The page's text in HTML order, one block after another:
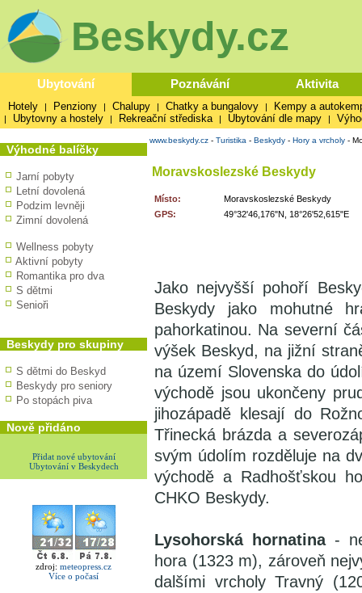
Beskydy.cz
Ubytování Poznávání Aktivita
Hotely | Penziony | Chalupy | Chatky a bungalovy | Kempy a
| Ubytovny a hostely | Rekreační střediska | Ubytování dle mapy |
Výhodné balíčky
Jarní pobyty
Letní dovolená
Podzim levněji
Zimní dovolená
Wellness pobyty
Aktivní pobyty
Romantika pro dva
S dětmi
Senioři
Beskydy pro skupiny
S dětmi do Beskyd
Beskydy pro seniory
Po stopách piva
Nově přidáno
Přidat nové ubytování
Ubytování v Beskydech
zdroj: meteopress.cz
Více o počasí
www.beskydy.cz - Turistika - Beskydy - Hory a vrcholy -
Moravskoslezské Beskydy
Místo:
Moravskoslezské Beskydy
GPS:
49°32'46,176"N, 18°26'52,615"E
Jako nejvyšší pohoří
Beskydy jako mohutné
pahorkatinou. Na severní
výšek Beskyd, na jižní
na území Slovenska do
východě jsou ukončeny
jihozápadě klesají do
Třinecká brázda a
svým údolím rozděluje na
východě a Radhošťskou
CHKO Beskydy.
Lysohorská hornatina-
hora (1323 m), zároveň
dalšími vrcholy Travný